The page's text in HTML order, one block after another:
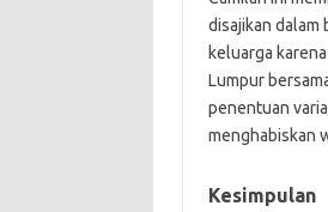
disajikan dalam
keluarga
Lumpur
penentuan
menghabiskan
Kesimpulan